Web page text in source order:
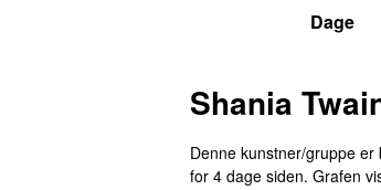
Dage
Shania
Denne kunstner/gruppe er
for 4 dage siden. Grafen